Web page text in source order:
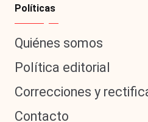
R
e
d
e
s
Políticas
Quiénes somos
Política editorial
Correcciones y
Contacto